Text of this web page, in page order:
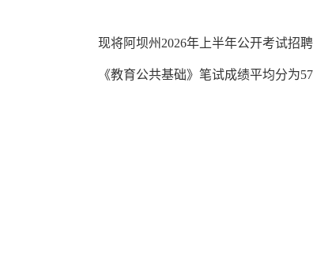
现将阿坝州 2026年上半年公开考试招
《教育公共基础》 笔试成绩平均分为